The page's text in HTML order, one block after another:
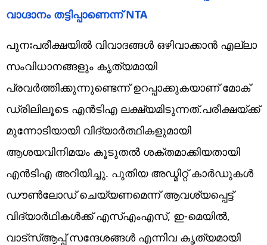
വാഗ്ദാനം തട്ടിപ്പാണെന്ന് NTA
പുനഃപരീക്ഷയിൽ വിവാദങ്ങൾ ഒഴിവാക്കാൻ എല്ലാ
സംവിധാനങ്ങളും കൃത്യമായി
പ്രവർത്തിക്കുന്നുണ്ടെന്ന് ഉറപ്പാക്കുകയാണ് മോക്
ഡ്രിലിലൂടെ എൻടിഎ ലക്ഷ്യമിടുന്നത്.പരീക്ഷയ്ക്ക്
മുന്നോടിയായി വിദ്യാർത്ഥികളുമായി
ആശയവിനിമയം കൂടുതൽ ശക്തമാക്കിയതായി
എൻടിഎ അറിയിച്ചു. പുതിയ അഡ്മിറ്റ് കാർഡുകൾ
ഡൗൺലോഡ് ചെയ്യണമെന്ന് ആവശ്യപ്പെട്ട്
വിദ്യാർഥികൾക്ക് എസ്‌എം‌എസ്, ഇ-മെയിൽ,
വാട്‌സ്ആപ്പ് സന്ദേശങ്ങൾ എന്നിവ കൃത്യമായി